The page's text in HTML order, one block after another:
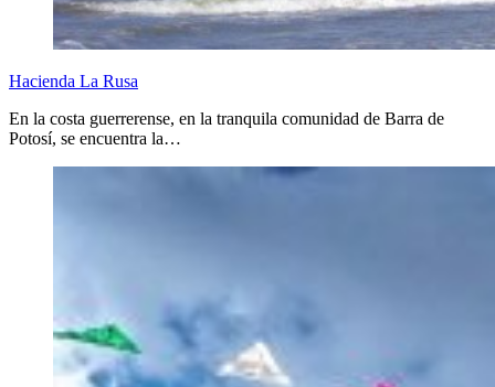
Hacienda La Rusa
En la costa guerrerense, en la tranquila comunidad de Barra de
Potosí, se encuentra la…